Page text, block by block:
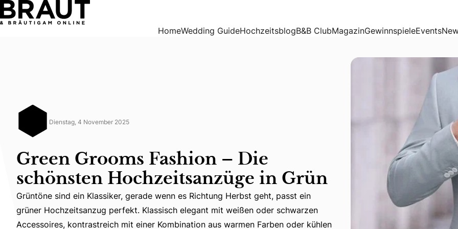
Green Grooms Fashion – Die schönsten Hochzeitsanzüge in Grün
HomeWedding GuideHochzeitsblogB&B ClubMagazinGewinnspieleEvents
Dienstag, 4 November 2025
Green Grooms Fashion – Die
schönsten Hochzeitsanzüge in Grün
Grüntöne sind ein Klassiker, gerade wenn es Richtung Herbst geht, passt ein grüner Hochzeitsanzug perfekt.
Grüntöne sind ein Klassiker, gerade wenn es Richtung Herbst geht, passt ein
grüner Hochzeitsanzug perfekt. Klassisch elegant mit weißen oder schwarzen
Accessoires, kontrastreich mit einer Kombination aus warmen Farben oder kühlen